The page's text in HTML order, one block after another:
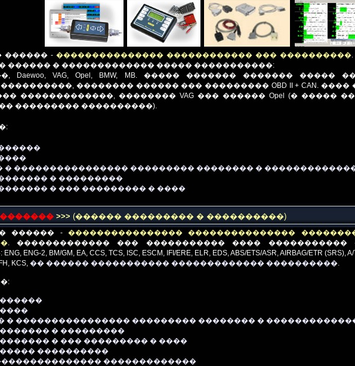
������ - ��������������� ������������ ��� ����������.
������ � ������������������ �����������:
Daewoo,VAG,Opel , BMW, MB. ����� ������� ������� �����
�������� ������ ��� ��������� OBD II + CAN . ����
�������������, �������� VAG��� ������Opel (� �����
��������� ����������).
� ���������������� ��������� �������� �
� ���������
� ��� ��������� � ����
>>> (������ ��������� � ����������)
������ - ���������������� ���������������
.������������� ��� ��������������� �����������
ENG, ENG-2, BM/GM, EA, CCS, TCS, ISC, ESCM, IFI/ERE, ELR, EDS, ABS/ETS/ASR, AIRBAG/ETR (SRS),
KCS, �� ������ ����������� ������������� ����������.
� ���������������� ��������� �������� �
� ���������
� ��� ��������� � ����
����������
�������������